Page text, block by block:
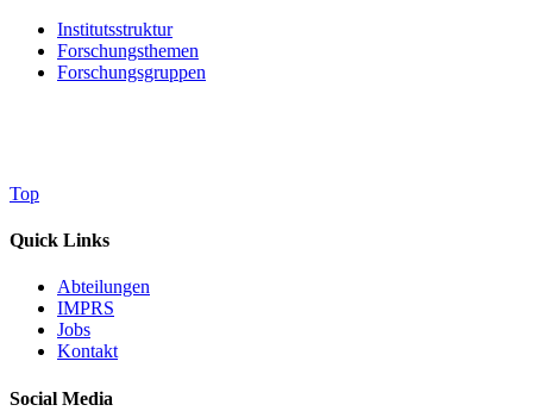
Institutsstruktur
Forschungsthemen
Forschungsgruppen
Top
Quick Links
Abteilungen
IMPRS
Jobs
Kontakt
Social Media